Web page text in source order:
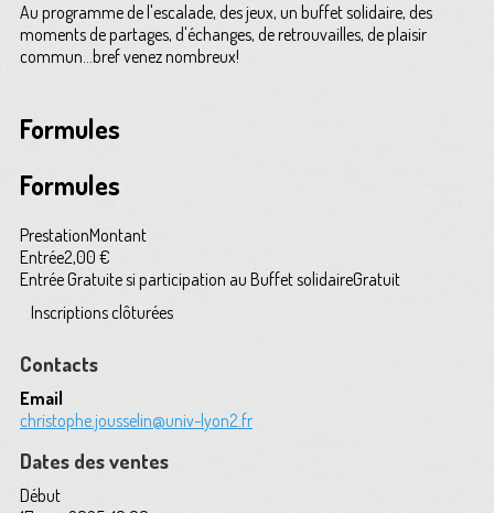
Au programme de l'escalade, des jeux, un buffet solidaire, des
moments de partages, d'échanges, de retrouvailles, de plaisir
commun...bref venez nombreux!
Formules
Formules
PrestationMontant
Entrée2,00 €
Entrée Gratuite si participation au Buffet solidaireGratuit
Inscriptions clôturées
Contacts
Email
christophe.jousselin@univ-lyon2.fr
Dates des ventes
Début